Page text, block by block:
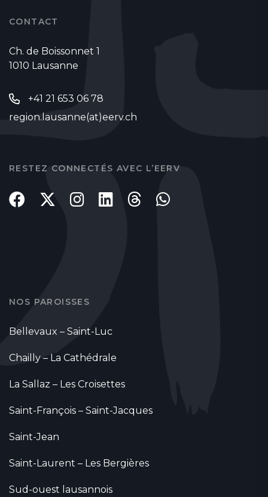
CONTACT
Ch. de Boissonnet 1
1010 Lausanne
+41 21 653 06 78
region.lausanne(at)eerv.ch
RESTEZ CONNECTÉS AVEC L’EERV
NOS PAROISSES
Bellevaux – Saint-Luc
Chailly – La Cathédrale
La Sallaz – Les Croisettes
Saint-François – Saint-Jacques
Saint-Jean
Saint-Laurent – Les Bergières
Sud-ouest lausannois